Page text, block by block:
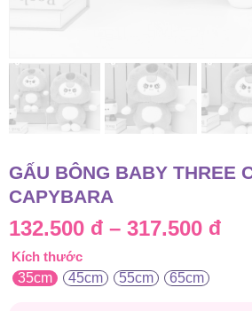
GẤU BÔNG BABY THREE
CAPYBARA
132.500 đ – 317.500 đ
Kích thước
35cm
45cm 55cm 65cm